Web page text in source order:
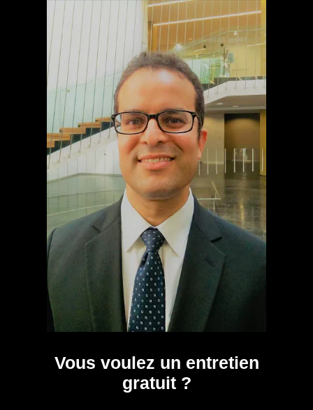
Vous voulez un entretien
gratuit ?